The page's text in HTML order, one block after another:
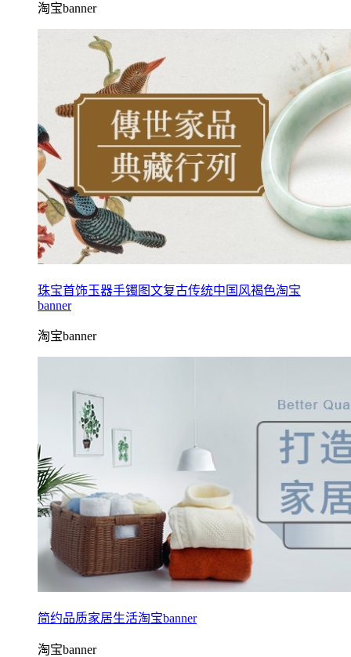
淘宝banner
珠宝首饰玉器手镯图文复古传统中国风褐色淘宝
banner
淘宝banner
简约品质家居生活淘宝banner
淘宝banner